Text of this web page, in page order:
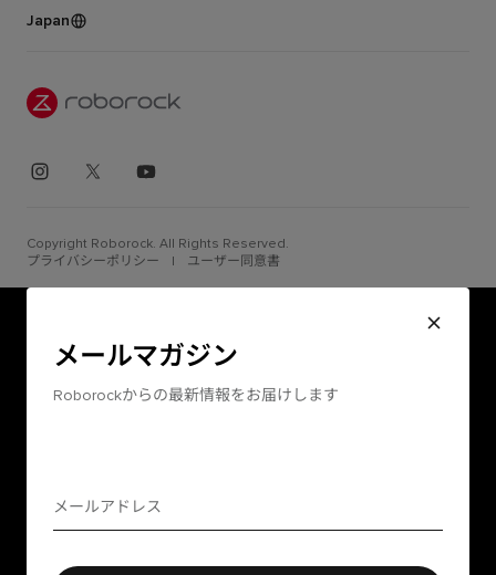
メールマガジン
Roborockからの最新情報をお届けします
オンラインストア
Japan
Copyright Roborock. All Rights Reserved.
プライバシーポリシー
| ユーザー同意書